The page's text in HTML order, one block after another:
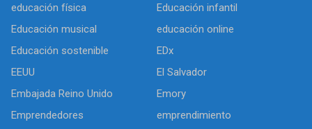
educación física
Educación infantil
Educación musical
educación online
Educación sostenible
EDx
EEUU
El Salvador
Embajada Reino Unido
Emory
Emprendedores
emprendimiento